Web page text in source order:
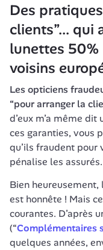
Des
clients”... qui
lunettes 50%
voisins
Les opticiens
“pour arranger la
d’eux m’a même dit
ces garanties, vous
qu’ils fraudent pour
pénalise les assurés.
Bien
est honnête ! Mais
courantes. D’après
(“Complémentaires
quelques années,